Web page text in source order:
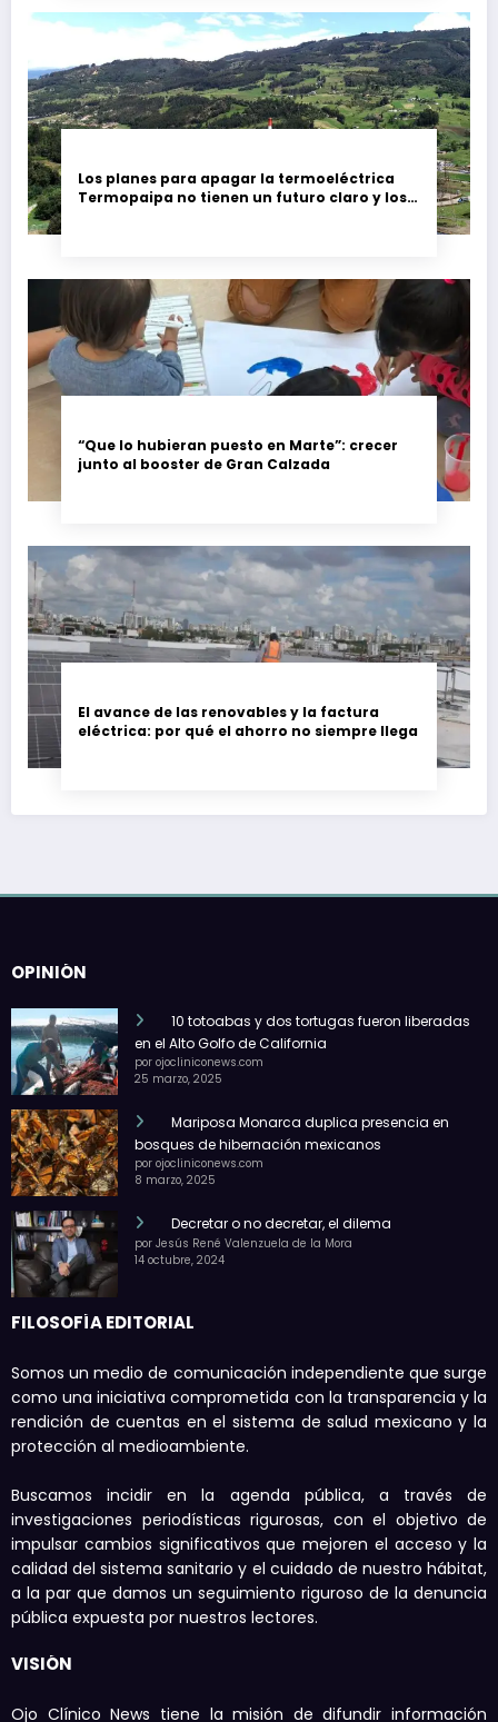
Los planes para apagar la termoeléctrica
Termopaipa no tienen un futuro claro y los
“Que lo hubieran puesto en Marte”: crecer
junto al booster de Gran Calzada
El avance de las renovables y la factura
eléctrica: por qué el ahorro no siempre llega
OPINIÓN
10 totoabas y dos tortugas fueron liberadas
en el Alto Golfo de California
por ojocliniconews.com
25 marzo, 2025
Mariposa Monarca duplica presencia en
bosques de hibernación mexicanos
por ojocliniconews.com
8 marzo, 2025
Decretar o no decretar, el dilema
por Jesús René Valenzuela de la Mora
14 octubre, 2024
FILOSOFÍA EDITORIAL
Somos un medio de comunicación independiente que surge
como una iniciativa comprometida con la transparencia y la
rendición de cuentas en el sistema de salud mexicano y la
protección al medioambiente.
Buscamos incidir en la agenda pública, a través de
investigaciones periodísticas rigurosas, con el objetivo de
impulsar cambios significativos que mejoren el acceso y la
calidad del sistema sanitario y el cuidado de nuestro hábitat,
a la par que damos un seguimiento riguroso de la denuncia
pública expuesta por nuestros lectores.
VISIÓN
Ojo Clínico News tiene la misión de difundir información